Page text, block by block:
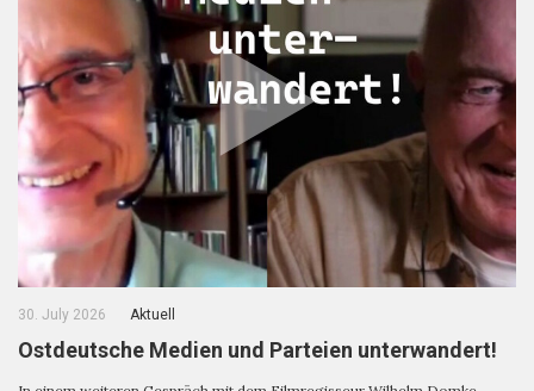
30. July 2026 Aktuell
Ostdeutsche Medien und Parteien unterwandert!